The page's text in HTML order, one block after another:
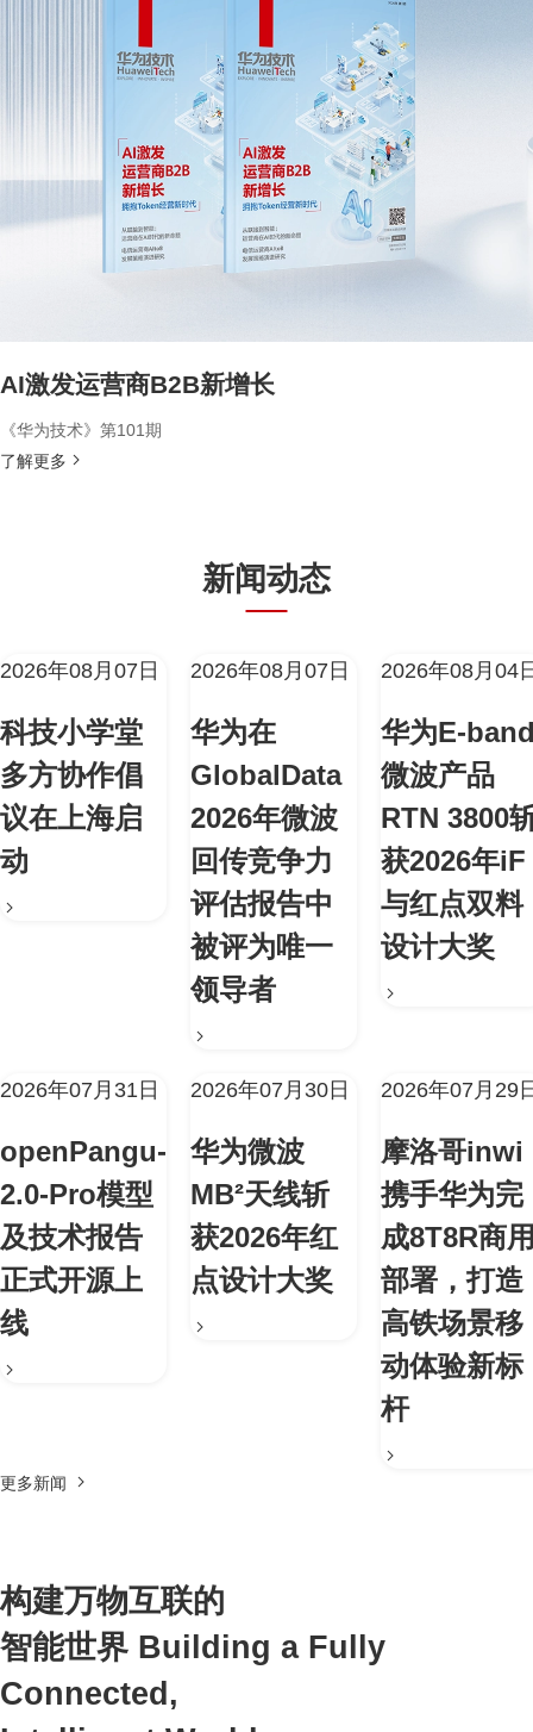
AI激发运营商B2B新增长
《华为技术》第101期
了解更多
新闻动态
2026年08月07日
科技小学堂
多方协作倡
议在上海启
动
2026年08月07日
华为在
GlobalData
2026年微波
回传竞争力
评估报告中
被评为唯一
领导者
2026年08月04
华为E-
微波产品
RTN 3800
获2026年iF
与红点双料
设计大奖
2026年07月31日
openPangu-
2.0-Pro模型
及技术报告
正式开源上
线
2026年07月30日
华为微波
MB²天线斩
获2026年红
点设计大奖
2026年07月29
摩洛哥inwi
携手华为完
成8T8R商
部署，打造
高铁场景移
动体验新标
杆
更多新闻
构建万物互联的
智能世界 Building a Fully
Connected,